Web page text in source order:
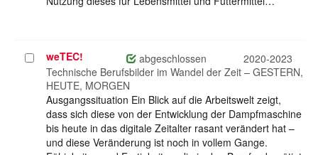
Projekt
auswählen
weTEC! abgeschlossen
2020-2023
Technische Berufsbilder im Wandel der Zeit – GESTERN,
HEUTE, MORGEN
Ausgangssituation Ein Blick auf die Arbeitswelt zeigt,
dass sich diese von der Entwicklung der Dampfmaschine
bis heute in das digitale Zeitalter rasant verändert hat –
und diese Veränderung ist noch in vollem Gange.